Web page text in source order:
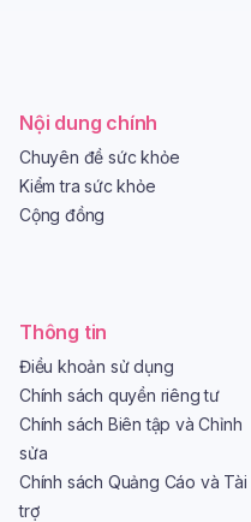
Nội dung chính
Chuyên đề sức khỏe
Kiểm tra sức khỏe
Cộng đồng
Thông tin
Điều khoản sử dụng
Chính sách quyền riêng tư
Chính sách Biên tập và Chỉnh
sửa
Chính sách Quảng Cáo và Tài
trợ